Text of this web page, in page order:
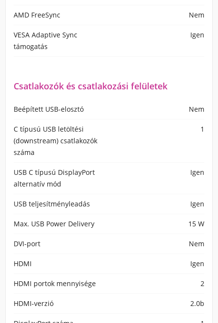
AMD FreeSync Nem
VESA Adaptive Sync
támogatás
Igen
Csatlakozók és csatlakozási felületek
Beépített USB-elosztó Nem
C típusú USB letöltési
(downstream) csatlakozók
száma
1
USB C típusú DisplayPort
alternatív mód
Igen
USB teljesítményleadás Igen
Max. USB Power Delivery 15 W
DVI-port Nem
HDMI Igen
HDMI portok mennyisége 2
HDMI-verzió 2.0b